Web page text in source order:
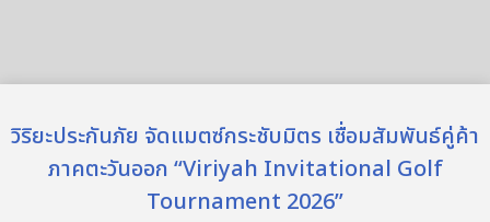
วิริยะประกันภัย จัดแมตซ์กระชับมิตร เชื่อมสัมพันธ์คู่ค้า
ภาคตะวันออก “Viriyah Invitational Golf
Tournament 2026”